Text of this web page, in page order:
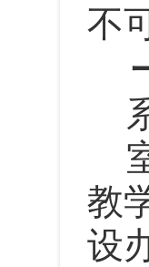
不
教
设